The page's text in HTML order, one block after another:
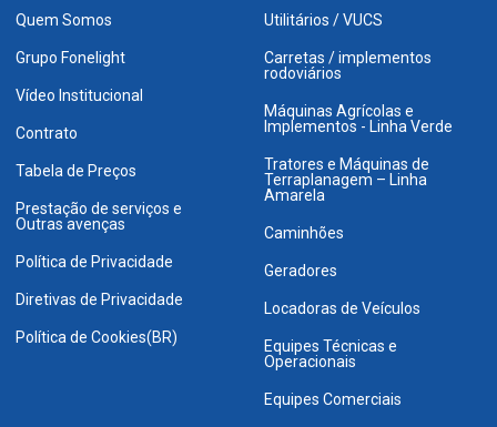
Quem Somos
Grupo Fonelight
Vídeo Institucional
Contrato
Tabela de Preços
Prestação de serviços e
Outras avenças
Política de Privacidade
Diretivas de Privacidade
Política de Cookies(BR)
Utilitários / VUCS
Carretas / implementos
rodoviários
Máquinas Agrícolas e
Implementos - Linha Verde
Tratores e Máquinas de
Terraplanagem – Linha
Amarela
Caminhões
Geradores
Locadoras de Veículos
Equipes Técnicas e
Operacionais
Equipes Comerciais